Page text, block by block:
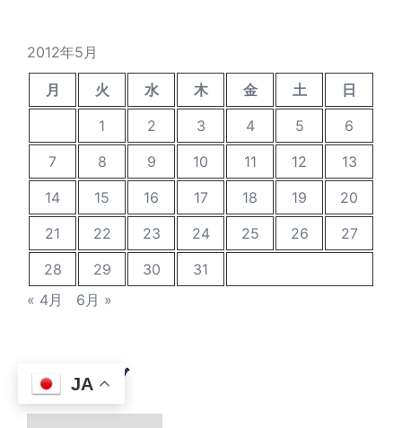
2012年5月
月 火 水 木 金 土
日
1
2 3 4 5
6
7
8 9 10 11 12
13
14
15 16 17 18 19
20
21
22 23 24 25 26
27
28
29 30
31
« 4月
6月 »
アーカイブ
JA